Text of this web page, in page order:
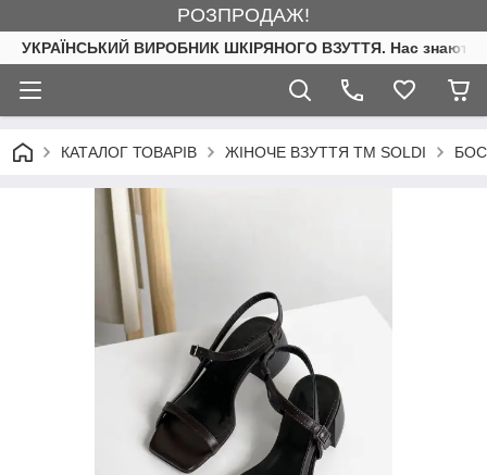
РОЗПРОДАЖ!
УКРАЇНСЬКИЙ ВИРОБНИК ШКІРЯНОГО ВЗУТТЯ. Нас знають.
КАТАЛОГ ТОВАРІВ ЖІНОЧЕ ВЗУТТЯ ТМ SOLDI